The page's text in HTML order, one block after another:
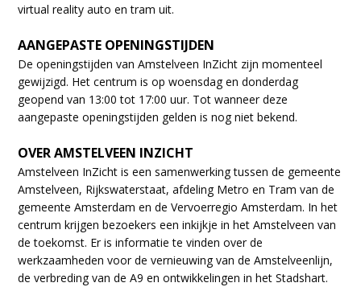
virtual reality auto en tram uit.
AANGEPASTE OPENINGSTIJDEN
De openingstijden van Amstelveen InZicht zijn momenteel
gewijzigd. Het centrum is op woensdag en donderdag
geopend van 13:00 tot 17:00 uur. Tot wanneer deze
aangepaste openingstijden gelden is nog niet bekend.
OVER AMSTELVEEN INZICHT
Amstelveen InZicht is een samenwerking tussen de gemeente
Amstelveen, Rijkswaterstaat, afdeling Metro en Tram van de
gemeente Amsterdam en de Vervoerregio Amsterdam. In het
centrum krijgen bezoekers een inkijkje in het Amstelveen van
de toekomst. Er is informatie te vinden over de
werkzaamheden voor de vernieuwing van de Amstelveenlijn,
de verbreding van de A9 en ontwikkelingen in het Stadshart.